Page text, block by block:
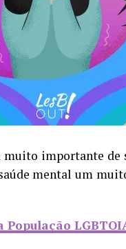
importante de
mental um
População